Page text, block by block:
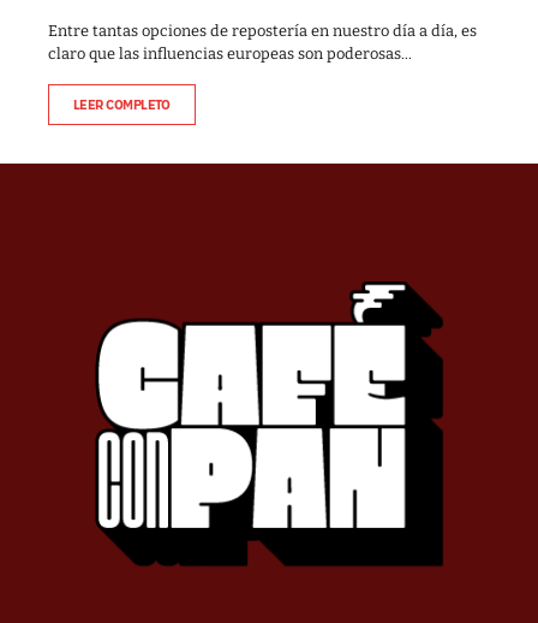
Entre tantas opciones de repostería en nuestro día a día, es
claro que las influencias europeas son poderosas…
LEER COMPLETO